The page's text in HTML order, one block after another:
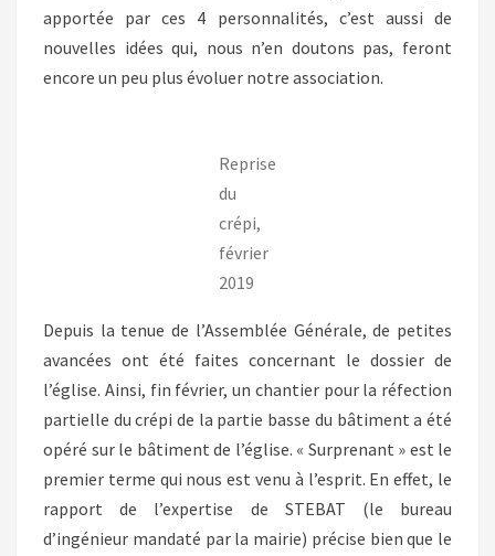
apportée par ces 4 personnalités, c’est aussi de
nouvelles idées qui, nous n’en doutons pas, feront
encore un peu plus évoluer notre association.
Reprise
du
crépi,
février
2019
Depuis la tenue de l’Assemblée Générale, de petites
avancées ont été faites concernant le dossier de
l’église. Ainsi, fin février, un chantier pour la réfection
partielle du crépi de la partie basse du bâtiment a été
opéré sur le bâtiment de l’église. « Surprenant » est le
premier terme qui nous est venu à l’esprit. En effet, le
rapport de l’expertise de STEBAT (le bureau
d’ingénieur mandaté par la mairie) précise bien que le